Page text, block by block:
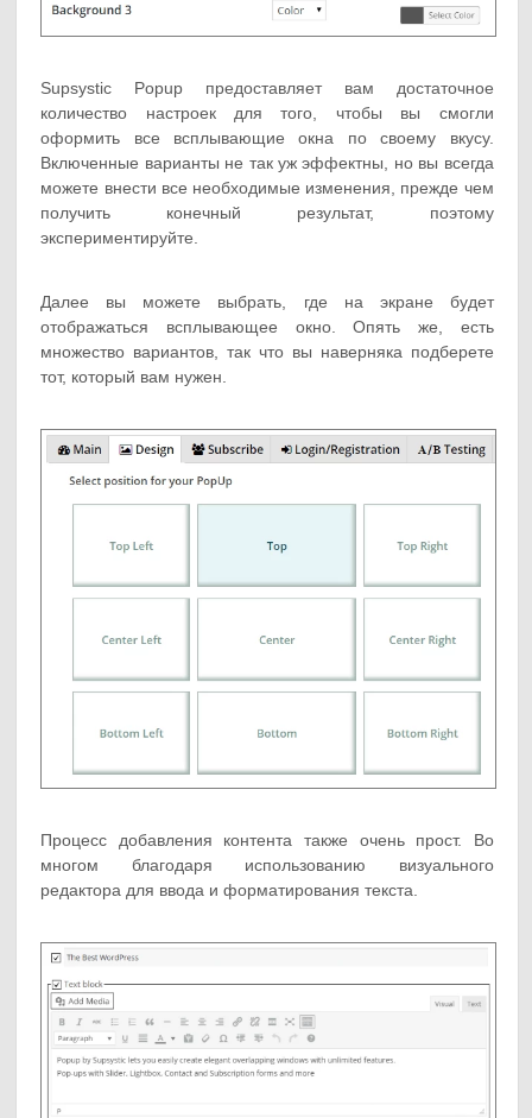
Supsystic Popup предоставляет вам достаточное
количество настроек для того, чтобы вы смогли
оформить все всплывающие окна по своему вкусу.
Включенные варианты не так уж эффектны, но вы всегда
можете внести все необходимые изменения, прежде чем
получить конечный результат, поэтому
экспериментируйте.
Далее вы можете выбрать, где на экране будет
отображаться всплывающее окно. Опять же, есть
множество вариантов, так что вы наверняка подберете
тот, который вам нужен.
Процесс добавления контента также очень прост. Во
многом благодаря использованию визуального
редактора для ввода и форматирования текста.